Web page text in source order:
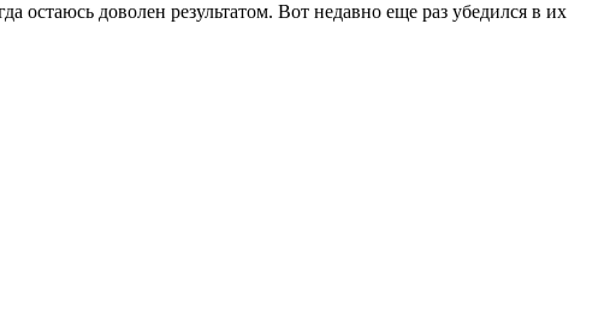
остаюсь доволен результатом. Вот недавно еще раз убедился в их